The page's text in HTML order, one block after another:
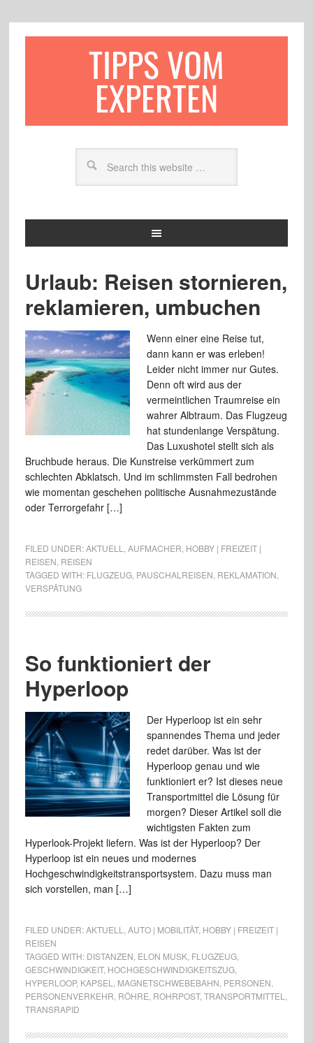
TIPPS VOM
EXPERTEN
Urlaub: Reisen stornieren,
reklamieren, umbuchen
Wenn einer eine Reise tut,
dann kann er was erleben!
Leider nicht immer nur Gutes.
Denn oft wird aus der
vermeintlichen Traumreise ein
wahrer Albtraum. Das Flugzeug
hat stundenlange Verspätung.
Das Luxushotel stellt sich als
Bruchbude heraus. Die Kunstreise verkümmert zum
schlechten Abklatsch. Und im schlimmsten Fall bedrohen
wie momentan geschehen politische Ausnahmezustände
oder Terrorgefahr […]
FILED UNDER:AKTUELL AUFMACHER HOBBY | FREIZEIT |
REISEN REISEN
TAGGED WITH: FLUGZEUG, PAUSCHALREISEN REKLAMATION
VERSPÄTUNG
So funktioniert der
Hyperloop
Der Hyperloop ist ein sehr
spannendes Thema und jeder
redet darüber. Was ist der
Hyperloop genau und wie
funktioniert er? Ist dieses neue
Transportmittel die Lösung für
morgen? Dieser Artikel soll die
wichtigsten Fakten zum
Hyperlook-Projekt liefern. Was ist der Hyperloop? Der
Hyperloop ist ein neues und modernes
Hochgeschwindigkeitstransportsystem. Dazu muss man
sich vorstellen, man […]
FILED UNDER:AKTUELL AUTO | MOBILITÄT, HOBBY | FREIZEIT |
REISEN
TAGGED WITH: DISTANZEN ELON MUSK, FLUGZEUG,
GESCHWINDIGKEIT, HOCHGESCHWINDIGKEITSZUG,
HYPERLOOP, KAPSEL MAGNETSCHWEBEBAHN PERSONEN
PERSONENVERKEHR RÖHRE ROHRPOST, TRANSPORTMITTEL
TRANSRAPID